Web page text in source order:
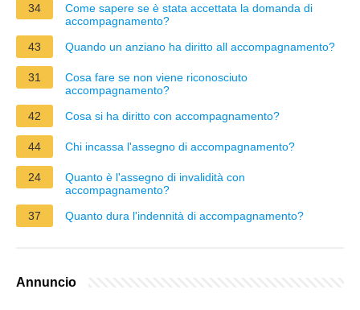
34
Come sapere se è stata accettata la domanda di
accompagnamento?
43
Quando un anziano ha diritto all accompagnamento?
31
Cosa fare se non viene riconosciuto
accompagnamento?
42
Cosa si ha diritto con accompagnamento?
44 Chi incassa l'assegno di accompagnamento?
24
Quanto è l'assegno di invalidità con
accompagnamento?
37
Quanto dura l'indennità di accompagnamento?
Annuncio